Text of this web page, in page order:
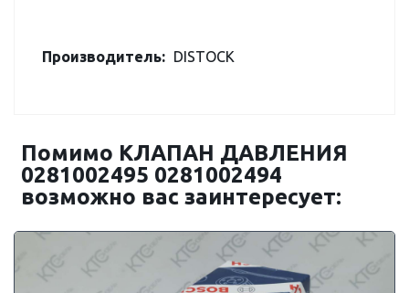
Производитель: DISTOCK
Помимо КЛАПАН ДАВЛЕНИЯ
0281002495 0281002494
возможно вас заинтересует: